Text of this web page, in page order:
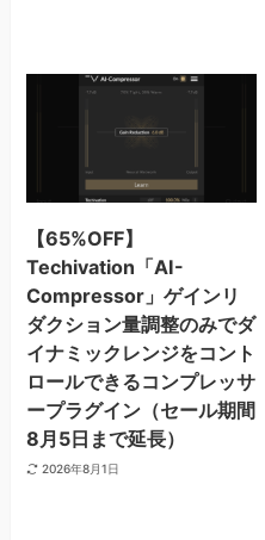
【65%OFF】
Techivation「AI-
Compressor」ゲインリ
ダクション量調整のみでダ
イナミックレンジをコント
ロールできるコンプレッサ
ープラグイン（セール期間
8月5日まで延長）
2026年8月1日